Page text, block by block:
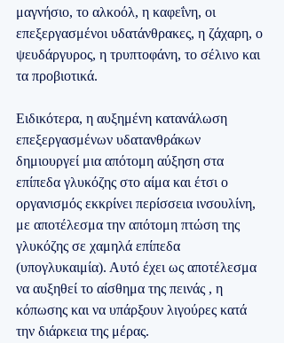
μαγνήσιο, το αλκοόλ, η καφεΐνη, οι
επεξεργασμένοι υδατάνθρακες, η ζάχαρη, ο
ψευδάργυρος, η τρυπτοφάνη, το σέλινο και
τα προβιοτικά.
Ειδικότερα, η αυξημένη κατανάλωση
επεξεργασμένων υδατανθράκων
δημιουργεί μια απότομη αύξηση στα
επίπεδα γλυκόζης στο αίμα και έτσι ο
οργανισμός εκκρίνει περίσσεια ινσουλίνη,
με αποτέλεσμα την απότομη πτώση της
γλυκόζης σε χαμηλά επίπεδα
(υπογλυκαιμία). Αυτό έχει ως αποτέλεσμα
να αυξηθεί το αίσθημα της πεινάς , η
κόπωσης και να υπάρξουν λιγούρες κατά
την διάρκεια της μέρας.